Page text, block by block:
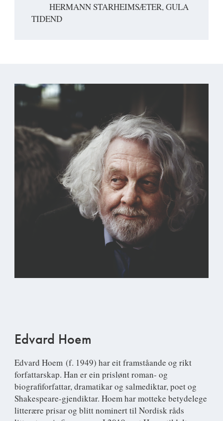
HERMANN STARHEIMSÆTER, GULA
TIDEND
Edvard Hoem
Edvard Hoem (f. 1949) har eit framståande og rikt
forfattarskap. Han er ein prislønt roman- og
biografiforfattar, dramatikar og salmediktar, poet og
Shakespeare-gjendiktar. Hoem har motteke betydelege
litterære prisar og blitt nominert til Nordisk råds